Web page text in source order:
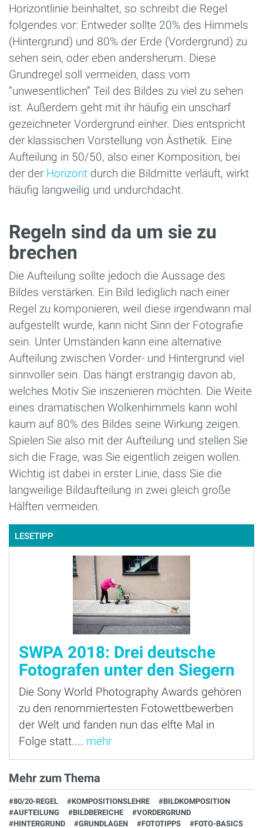
Horizontlinie beinhaltet, so schreibt die Regel
folgendes vor: Entweder sollte 20% des Himmels
(Hintergrund) und 80% der Erde (Vordergrund) zu
sehen sein, oder eben andersherum. Diese
Grundregel soll vermeiden, dass vom
“unwesentlichen” Teil des Bildes zu viel zu sehen
ist. Außerdem geht mit ihr häufig ein unscharf
gezeichneter Vordergrund einher. Dies entspricht
der klassischen Vorstellung von Ästhetik. Eine
Aufteilung in 50/50, also einer Komposition, bei
der der Horizont durch die Bildmitte verläuft, wirkt
häufig langweilig und undurchdacht.
Regeln sind da um sie zu
brechen
Die Aufteilung sollte jedoch die Aussage des
Bildes verstärken. Ein Bild lediglich nach einer
Regel zu komponieren, weil diese irgendwann mal
aufgestellt wurde, kann nicht Sinn der Fotografie
sein. Unter Umständen kann eine alternative
Aufteilung zwischen Vorder- und Hintergrund viel
sinnvoller sein. Das hängt erstrangig davon ab,
welches Motiv Sie inszenieren möchten. Die Weite
eines dramatischen Wolkenhimmels kann wohl
kaum auf 80% des Bildes seine Wirkung zeigen.
Spielen Sie also mit der Aufteilung und stellen Sie
sich die Frage, was Sie eigentlich zeigen wollen.
Wichtig ist dabei in erster Linie, dass Sie die
langweilige Bildaufteilung in zwei gleich große
Hälften vermeiden.
LESETIPP
SWPA 2018: Drei deutsche
Fotografen unter den Siegern
Die Sony World Photography Awards gehören
zu den renommiertesten Fotowettbewerben
der Welt und fanden nun das elfte Mal in
Folge statt.... mehr
Mehr zum Thema
#80/20-REGEL #KOMPOSITIONSLEHRE
#BILDKOMPOSITION
#AUFTEILUNG
#BILDBEREICHE
#VORDERGRUND
#HINTERGRUND
#GRUNDLAGEN #FOTOTIPPS #FOTO-BASICS